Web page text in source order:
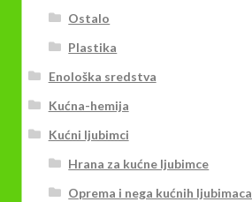
Ostalo
Plastika
Enološka sredstva
Kućna-hemija
Kućni ljubimci
Hrana za kućne ljubimce
Oprema i nega kućnih ljubimaca